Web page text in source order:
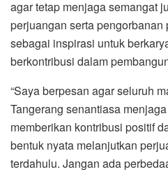
agar tetap menjaga semangat
perjuangan serta
sebagai inspirasi untuk
berkontribusi dalam
“Saya berpesan agar seluruh
Tangerang senantiasa
memberikan kontribusi positif
bentuk nyata melanjutkan
terdahulu. Jangan ada